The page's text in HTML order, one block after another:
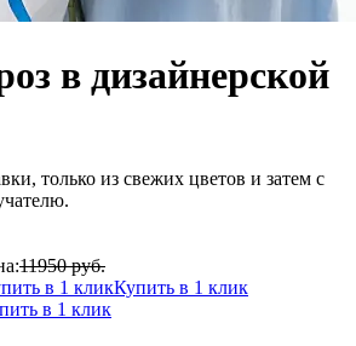
в дизайнерской
только из свежих цветов и затем с
11950 руб.
Купить в 1 клик
в 1 клик